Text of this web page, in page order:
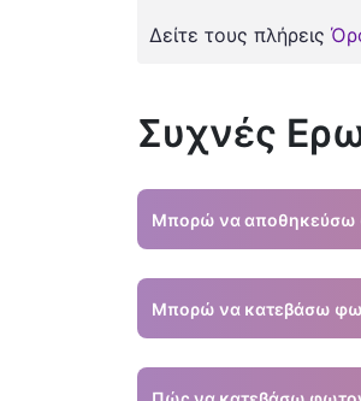
Δείτε τους πλήρεις
Συχνές
Μπορώ να αποθηκεύσω
Ναι, μπορείτε να
Μπορώ να κατεβάσω
Όχι, το εργαλείο μας δεν